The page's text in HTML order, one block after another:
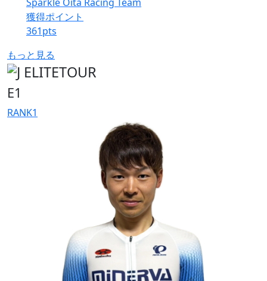
獲得ポイント
361pts
もっと見る
E1
RANK1